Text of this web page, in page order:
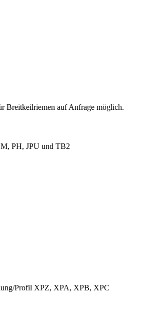
Breitkeilriemen auf Anfrage möglich.
PH, JPU und TB2
Profil XPZ, XPA, XPB, XPC